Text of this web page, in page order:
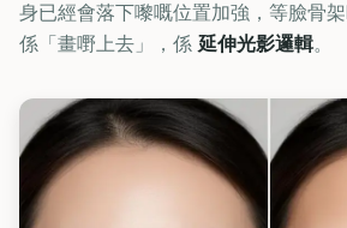
身已經會落下嚟嘅位置加強，等臉骨
係「畫嘢上去」，係 延伸光影邏輯。